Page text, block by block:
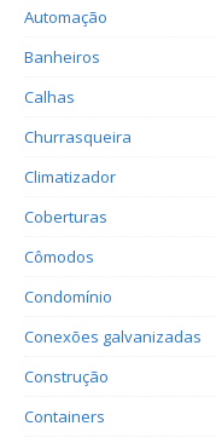
Automação
Banheiros
Calhas
Churrasqueira
Climatizador
Coberturas
Cômodos
Condomínio
Conexões galvanizadas
Construção
Containers